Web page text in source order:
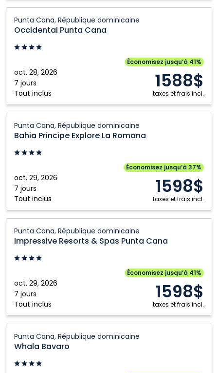
Punta Cana, République dominicaine
Occidental Punta Cana
oct. 28, 2026
7 jours
Tout inclus
Économisez jusqu’à 41%
1588$
taxes et frais incl.
Punta
Cana:
Punta
République
dominicaine
Punta Cana, République dominicaine
Bahia Principe Explore La Romana
oct. 29, 2026
7 jours
Tout inclus
Économisez jusqu’à 37%
1598$
taxes et frais incl.
Principe
Explore
Punta
Cana,
République
dominicaine
Punta Cana, République dominicaine
Impressive Resorts & Spas Punta Cana
oct. 29, 2026
7 jours
Tout inclus
Économisez jusqu’à 41%
1598$
taxes et frais incl.
Resorts
Spas
Cana:
Punta
Cana,
République
Punta Cana, République dominicaine
Whala Bavaro
Bavaro:
Punta
Cana,